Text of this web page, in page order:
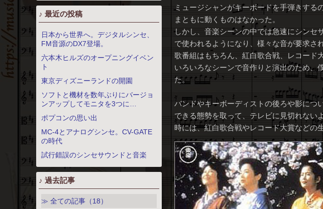
♪ 最近の投稿
日本から世界へ。デジタルシンセ、
FM音源のDX7登場。
六本木ヒルズのオープニングイベン
ト
東京ディズニーランドの開園
ソフトと機材を数年ぶりにバージョ
ンアップしてモニタを3つに…
ポプコンの思い出
MC-4とアナログシンセ。CV-GATE
の時代
試行錯誤のシンセサウンドと音楽
♪ 過去記事
≫ 全ての記事（18）
ミュージシャンがキーボードを手弾きする
まともに動くものはなかった。
しかし、音楽シーンの中では急速にシンセ
で使われるようになり、様々な音が要求され
歌番組はもちろん、紅白歌合戦、レコード
いろいろなシーンで音作りと演出のため、
た。
バンドやキーボーディストの後ろや影につ
できる態勢を取って、テレビに見切れない
時には、紅白歌合戦やレコード大賞などの